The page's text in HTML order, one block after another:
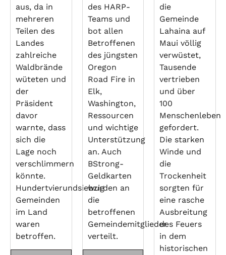
aus, da in
mehreren
Teilen des
Landes
zahlreiche
Waldbrände
wüteten und
der
Präsident
davor
warnte, dass
sich die
Lage noch
verschlimmern
könnte.
Hundertvierundsiebzig
Gemeinden
im Land
waren
betroffen.
des HARP-
Teams und
bot allen
Betroffenen
des jüngsten
Oregon
Road Fire in
Elk,
Washington,
Ressourcen
und wichtige
Unterstützung
an. Auch
BStrong-
Geldkarten
wurden an
die
betroffenen
Gemeindemitglieder
verteilt.
die
Gemeinde
Lahaina auf
Maui völlig
verwüstet,
Tausende
vertrieben
und über
100
Menschenleben
gefordert.
Die starken
Winde und
die
Trockenheit
sorgten für
eine rasche
Ausbreitung
des Feuers
in dem
historischen